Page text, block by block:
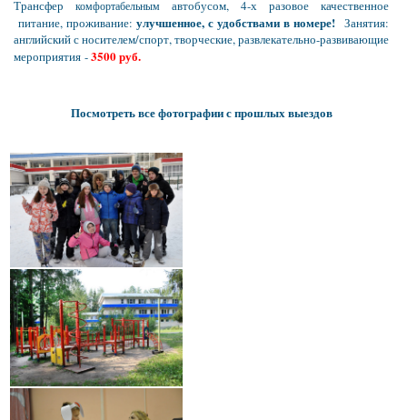
Трансфер комфортабельным автобусом, 4-х разовое качественное
питание, проживание: улучшенное, с удобствами в номере! Занятия:
английский с носителем/спорт, творческие, развлекательно-развивающие
мероприятия -3500 руб.
Посмотреть все фотографии с прошлых выездов